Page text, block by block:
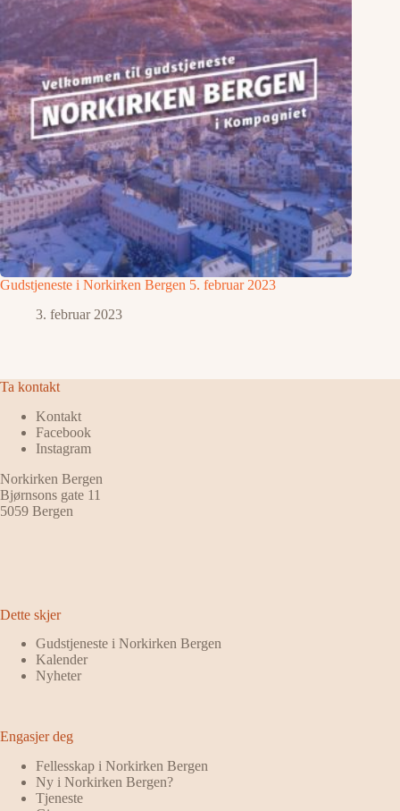
Gudstjeneste i Norkirken Bergen 5. februar 2023
3. februar 2023
Ta kontakt
Kontakt
Facebook
Instagram
Norkirken Bergen
Bjørnsons gate 11
5059 Bergen
Dette skjer
Gudstjeneste i Norkirken Bergen
Kalender
Nyheter
Engasjer deg
Fellesskap i Norkirken Bergen
Ny i Norkirken Bergen?
Tjeneste